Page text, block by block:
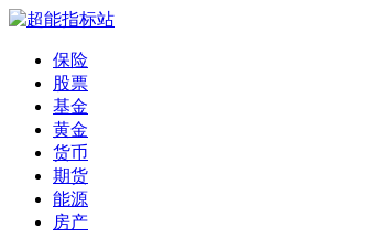
保险
股票
基金
黄金
货币
期货
能源
房产